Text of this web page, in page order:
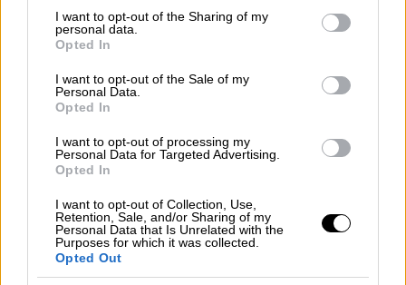
not limited to your visit or usage behaviour. You may click to
grant or deny consent to Google and its third-party tags to
use your data for below specified purposes in below Google
consent section.
I want to opt-out of the Sharing of my
personal data.
Opted In
I want to opt-out of the Sale of my
Personal Data.
Opted In
I want to opt-out of processing my
Personal Data for Targeted Advertising.
Opted In
I want to opt-out of Collection, Use,
Retention, Sale, and/or Sharing of my
Personal Data that Is Unrelated with the
Purposes for which it was collected.
Opted Out
το μυθιστόρημά του «Βάρδια» και το
τελευταίο βιβλίο με ποιήματά του, το
μετά το θάνατό του.
Η περίπτωση Καββαδία παρουσιάζει
έργο του αποτελούν ένα αξεδιάλυτο μείγμα
εμπειριών και επινοήσεων, με τις ναυτικές
ιστορίες που παρατίθενται να αποδίδουν